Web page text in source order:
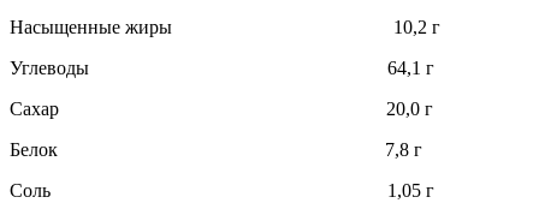
Насыщенные жиры 10,2 г
Углеводы 64,1 г
Сахар 20,0 г
Белок 7,8 г
Соль 1,05 г